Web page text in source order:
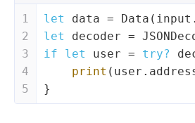
1
2
3
4
5
let data = Data
let
decoder =
if
let user = try?
print
}